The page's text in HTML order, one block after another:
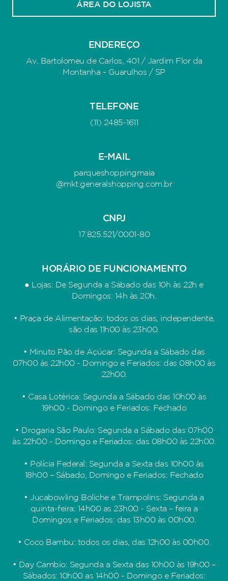
ÁREA DO LOJISTA
ENDEREÇO
Av. Bartolomeu de Carlos, 401 / Jardim Flor da
Montanha - Guarulhos / SP
TELEFONE
(11) 2485-1611
E-MAIL
parqueshoppingmaia
@mkt.generalshopping.com.br
CNPJ
17.825.521/0001-80
HORÁRIO DE FUNCIONAMENTO
● Lojas: De Segunda a Sábado das 10h às 22h e
Domingos: 14h às 20h.
• Praça de Alimentação: todos os dias, independente,
são das 11h00 às 23h00.
• Minuto Pão de Açúcar: Segunda a Sábado das
07h00 às 22h00 - Domingo e Feriados: das 08h00 às
22h00.
• Casa Lotérica: Segunda a Sábado das 10h00 às
19h00 - Domingo e Feriados: Fechado
• Drogaria São Paulo: Segunda a Sábado das 07h00
às 22h00 - Domingo e Feriados: das 08h00 às 22h00.
• Polícia Federal: Segunda a Sexta das 10h00 às
18h00 – Sábado, Domingo e Feriados: Fechado
• Jucabowling Boliche e Trampolins: Segunda a
quinta-feira: 14h00 as 23h00 - Sexta – feira a
Domingos e Feriados: das 13h00 às 00h00.
• Coco Bambu: todos os dias, das 12h00 às 00h00.
• Day Câmbio: Segunda a Sexta das 10h00 às 19h00 –
Sábados: 10h00 as 14h00 - Domingo e Feriados: